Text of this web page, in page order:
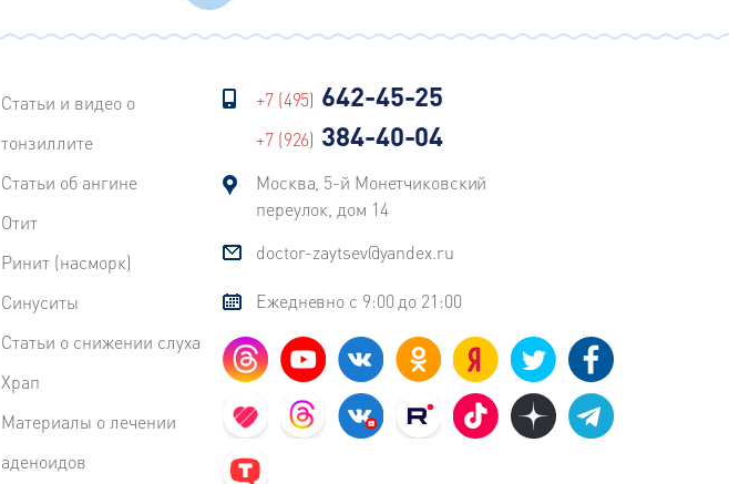
Статьи и видео о
тонзиллите
Статьи об ангине
Отит
Ринит (насморк)
Синуситы
Статьи о снижении слуха
Храп
Материалы о лечении
аденоидов
+7 (495) 642-45-25
+7 (926) 384-40-04
Москва, 5-й Монетчиковский
переулок, дом 14
doctor-zaytsev@yandex.ru
Ежедневно с 9:00 до 21:00